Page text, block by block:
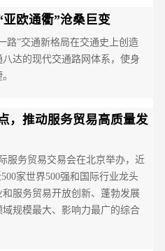
欧通衢”沧桑巨变
路”交通新格局在交通史上创造
达的现代交通路网体系，使身
，推动服务贸易高质量发
服务贸易交易会在北京举办，近
家世界500强和国际行业龙头
服务贸易开放创新、蓬勃发展
规模最大、影响力最广的综合